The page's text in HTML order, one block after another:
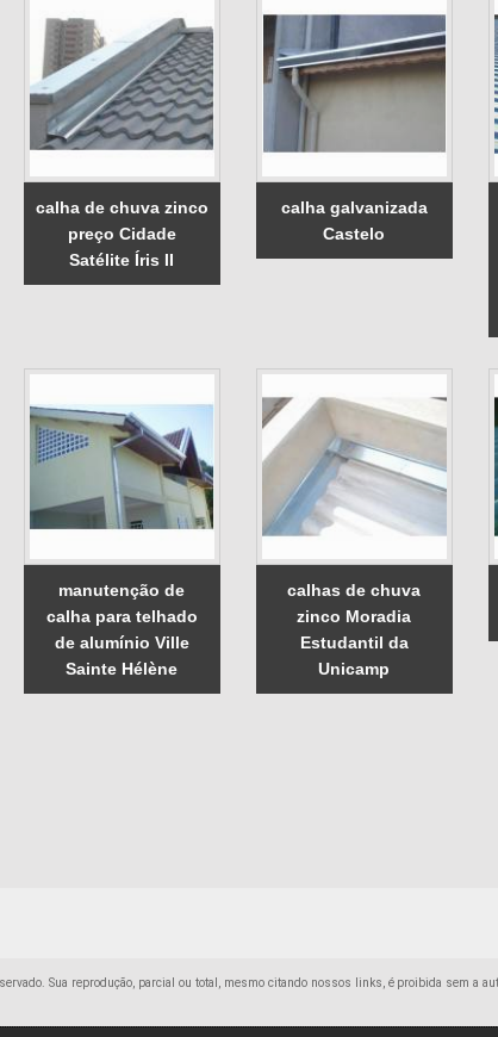
calha de chuva zinco
preço Cidade
Satélite Íris II
calha galvanizada
Castelo
manutenção de
calha para telhado
de alumínio Ville
Sainte Hélène
calhas de chuva
zinco Moradia
Estudantil da
Unicamp
Sua reprodução, parcial ou total, mesmo citando nossos links, é proibida sem a